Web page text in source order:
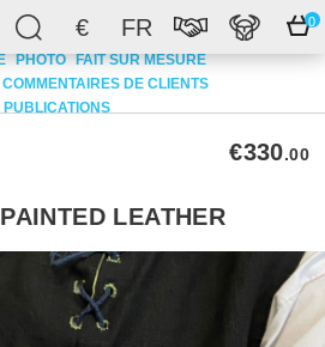
€ FR 0
PHOTO FAIT SUR MESURE
COMMENTAIRES DE CLIENTS
PUBLICATIONS
€330.00
LEATHER